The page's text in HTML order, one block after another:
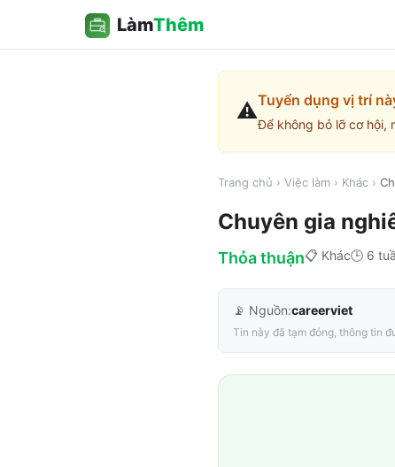
LàmThêm
⚠️Tuyển dụng vị trí
Để không bỏ lỡ cơ hội,
Trang chủ › Việc làm › Khác ›
Chuyên gia
Thỏa thuận📋 Khác🕒 6
📡 Nguồn:careerviet
Tin này đã tạm đóng, thông tin